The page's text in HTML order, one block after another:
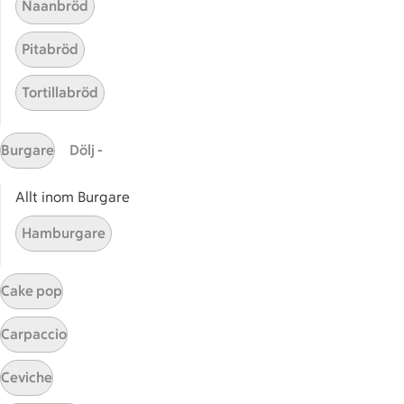
ICA Nära
ICA Supermarket
ICA Kvantum
ICA Maxi
Utvalda leverantörer
Annonsera
Jobba på ICA
Hållbarhet
ICA Stiftelsen
Kundservice
Reklamera
Återkallelser
Spärra eller beställ nytt ICA-kort
Naanbröd
Pitabröd
Tortillabröd
Burgare Dölj -
Allt inom Burgare
Hamburgare
Cake pop
Carpaccio
Ceviche